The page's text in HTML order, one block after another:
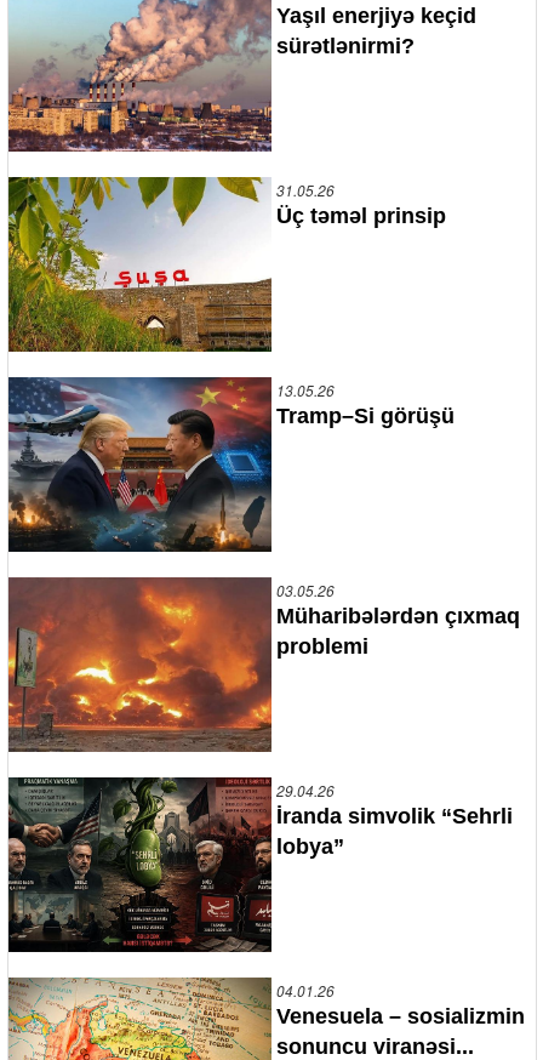
Yaşıl enerjiyə keçid
sürətlənirmi?
31.05.26
Üç təməl prinsip
13.05.26
Tramp–Si görüşü
03.05.26
Müharibələrdən çıxmaq
problemi
29.04.26
İranda simvolik “Sehrli
lobya”
04.01.26
Venesuela – sosializmin
sonuncu viranəsi...